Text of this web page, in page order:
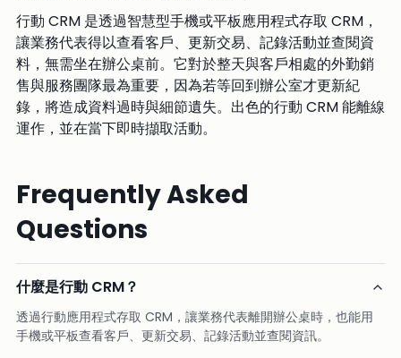
行動 CRM 是透過智慧型手機或平板應用程式存取 CRM，
讓業務代表得以查看客戶、更新交易、記錄活動並查閱資
料，無需坐在辦公桌前。它對於整天與客戶相處的外勤銷
售與服務團隊最為重要，因為若等回到辦公室才更新紀
錄，將造成資料過時與細節遺失。出色的行動 CRM 能離線
運作，並在當下即時擷取活動。
Frequently Asked
Questions
什麼是行動 CRM？
透過行動應用程式存取 CRM，讓業務代表離開辦公桌時，也能用
手機或平板查看客戶、更新交易、記錄活動並查閱資訊。